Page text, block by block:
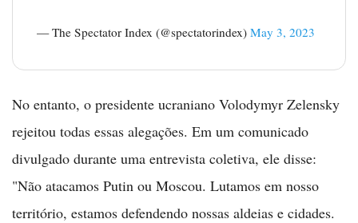
— The Spectator Index (@spectatorindex) May 3, 2023
No entanto, o presidente ucraniano Volodymyr Zelensky
rejeitou todas essas alegações. Em um comunicado
divulgado durante uma entrevista coletiva, ele disse:
"Não atacamos Putin ou Moscou. Lutamos em nosso
território, estamos defendendo nossas aldeias e cidades.